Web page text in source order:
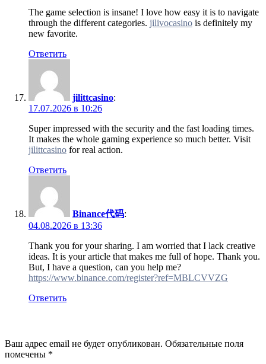
The game selection is insane! I love how easy it is to navigate
through the different categories. jilivocasino is definitely my
new favorite.
Ответить
jilittcasino:
17.07.2026 в 10:26
Super impressed with the security and the fast loading times.
It makes the whole gaming experience so much better. Visit
jilittcasino for real action.
Ответить
Binance代码:
04.08.2026 в 13:36
Thank you for your sharing. I am worried that I lack creative
ideas. It is your article that makes me full of hope. Thank you.
But, I have a question, can you help me?
https://www.binance.com/register?ref=MBLCVVZG
Ответить
Ваш адрес email не будет опубликован. Обязательные поля
помечены *